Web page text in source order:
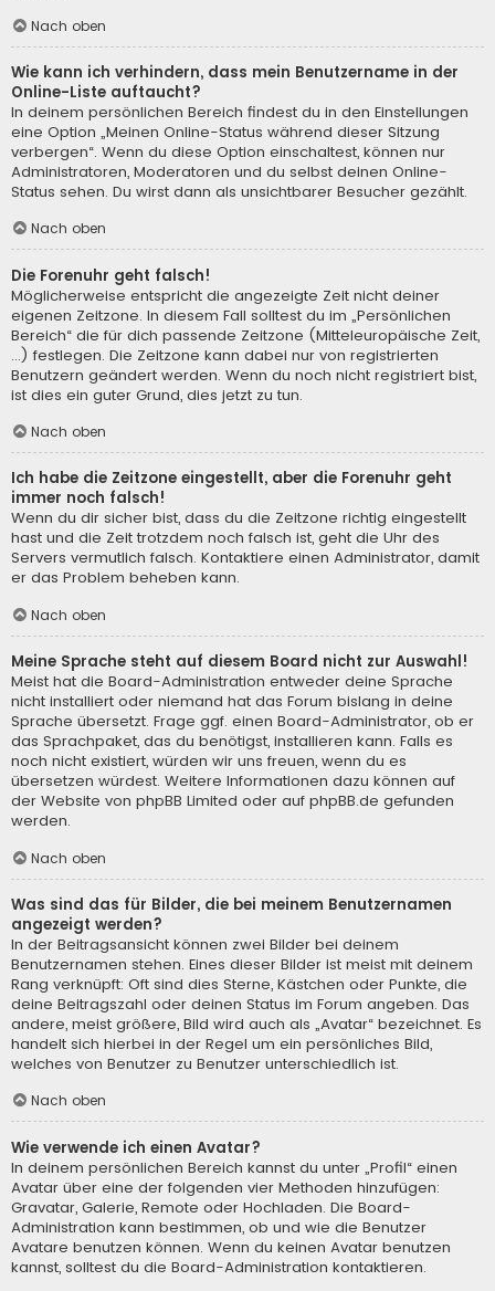
Nach oben
Wie kann ich verhindern, dass mein Benutzername in der
Online-Liste auftaucht?
In deinem persönlichen Bereich findest du in den Einstellungen
eine Option „Meinen Online-Status während dieser Sitzung
verbergen“. Wenn du diese Option einschaltest, können nur
Administratoren, Moderatoren und du selbst deinen Online-
Status sehen. Du wirst dann als unsichtbarer Besucher gezählt.
Nach oben
Die Forenuhr geht falsch!
Möglicherweise entspricht die angezeigte Zeit nicht deiner
eigenen Zeitzone. In diesem Fall solltest du im „Persönlichen
Bereich“ die für dich passende Zeitzone (Mitteleuropäische Zeit,
...) festlegen. Die Zeitzone kann dabei nur von registrierten
Benutzern geändert werden. Wenn du noch nicht registriert bist,
ist dies ein guter Grund, dies jetzt zu tun.
Nach oben
Ich habe die Zeitzone eingestellt, aber die Forenuhr geht
immer noch falsch!
Wenn du dir sicher bist, dass du die Zeitzone richtig eingestellt
hast und die Zeit trotzdem noch falsch ist, geht die Uhr des
Servers vermutlich falsch. Kontaktiere einen Administrator, damit
er das Problem beheben kann.
Nach oben
Meine Sprache steht auf diesem Board nicht zur Auswahl!
Meist hat die Board-Administration entweder deine Sprache
nicht installiert oder niemand hat das Forum bislang in deine
Sprache übersetzt. Frage ggf. einen Board-Administrator, ob er
das Sprachpaket, das du benötigst, installieren kann. Falls es
noch nicht existiert, würden wir uns freuen, wenn du es
übersetzen würdest. Weitere Informationen dazu können auf
der Website von phpBB Limited oder auf phpBB.de gefunden
werden.
Nach oben
Was sind das für Bilder, die bei meinem Benutzernamen
angezeigt werden?
In der Beitragsansicht können zwei Bilder bei deinem
Benutzernamen stehen. Eines dieser Bilder ist meist mit deinem
Rang verknüpft: Oft sind dies Sterne, Kästchen oder Punkte, die
deine Beitragszahl oder deinen Status im Forum angeben. Das
andere, meist größere, Bild wird auch als „Avatar“ bezeichnet. Es
handelt sich hierbei in der Regel um ein persönliches Bild,
welches von Benutzer zu Benutzer unterschiedlich ist.
Nach oben
Wie verwende ich einen Avatar?
In deinem persönlichen Bereich kannst du unter „Profil“ einen
Avatar über eine der folgenden vier Methoden hinzufügen:
Gravatar, Galerie, Remote oder Hochladen. Die Board-
Administration kann bestimmen, ob und wie die Benutzer
Avatare benutzen können. Wenn du keinen Avatar benutzen
kannst, solltest du die Board-Administration kontaktieren.